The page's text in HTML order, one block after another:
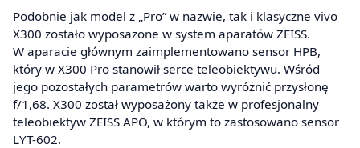
Podobnie jak model z „Pro” w nazwie, tak i klasyczne vivo
X300 zostało wyposażone w system aparatów ZEISS.
W aparacie głównym zaimplementowano sensor HPB,
który w X300 Pro stanowił serce teleobiektywu. Wśród
jego pozostałych parametrów warto wyróżnić przysłonę
f/1,68. X300 został wyposażony także w profesjonalny
teleobiektyw ZEISS APO, w którym to zastosowano sensor
LYT-602.